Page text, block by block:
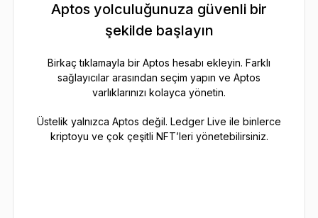
Aptos yolculuğunuza güvenli bir
şekilde başlayın
Birkaç tıklamayla bir Aptos hesabı ekleyin. Farklı
sağlayıcılar arasından seçim yapın ve Aptos
varlıklarınızı kolayca yönetin.
Üstelik yalnızca Aptos değil. Ledger Live ile binlerce
kriptoyu ve çok çeşitli NFT’leri yönetebilirsiniz.